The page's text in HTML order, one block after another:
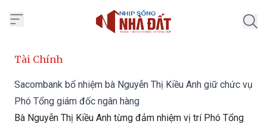
Tài Chính
Sacombank bổ nhiệm bà Nguyễn Thị Kiều Anh giữ chức vụ
Phó Tổng giám đốc ngân hàng
Bà Nguyễn Thị Kiều Anh từng đảm nhiệm vị trí Phó Tổng